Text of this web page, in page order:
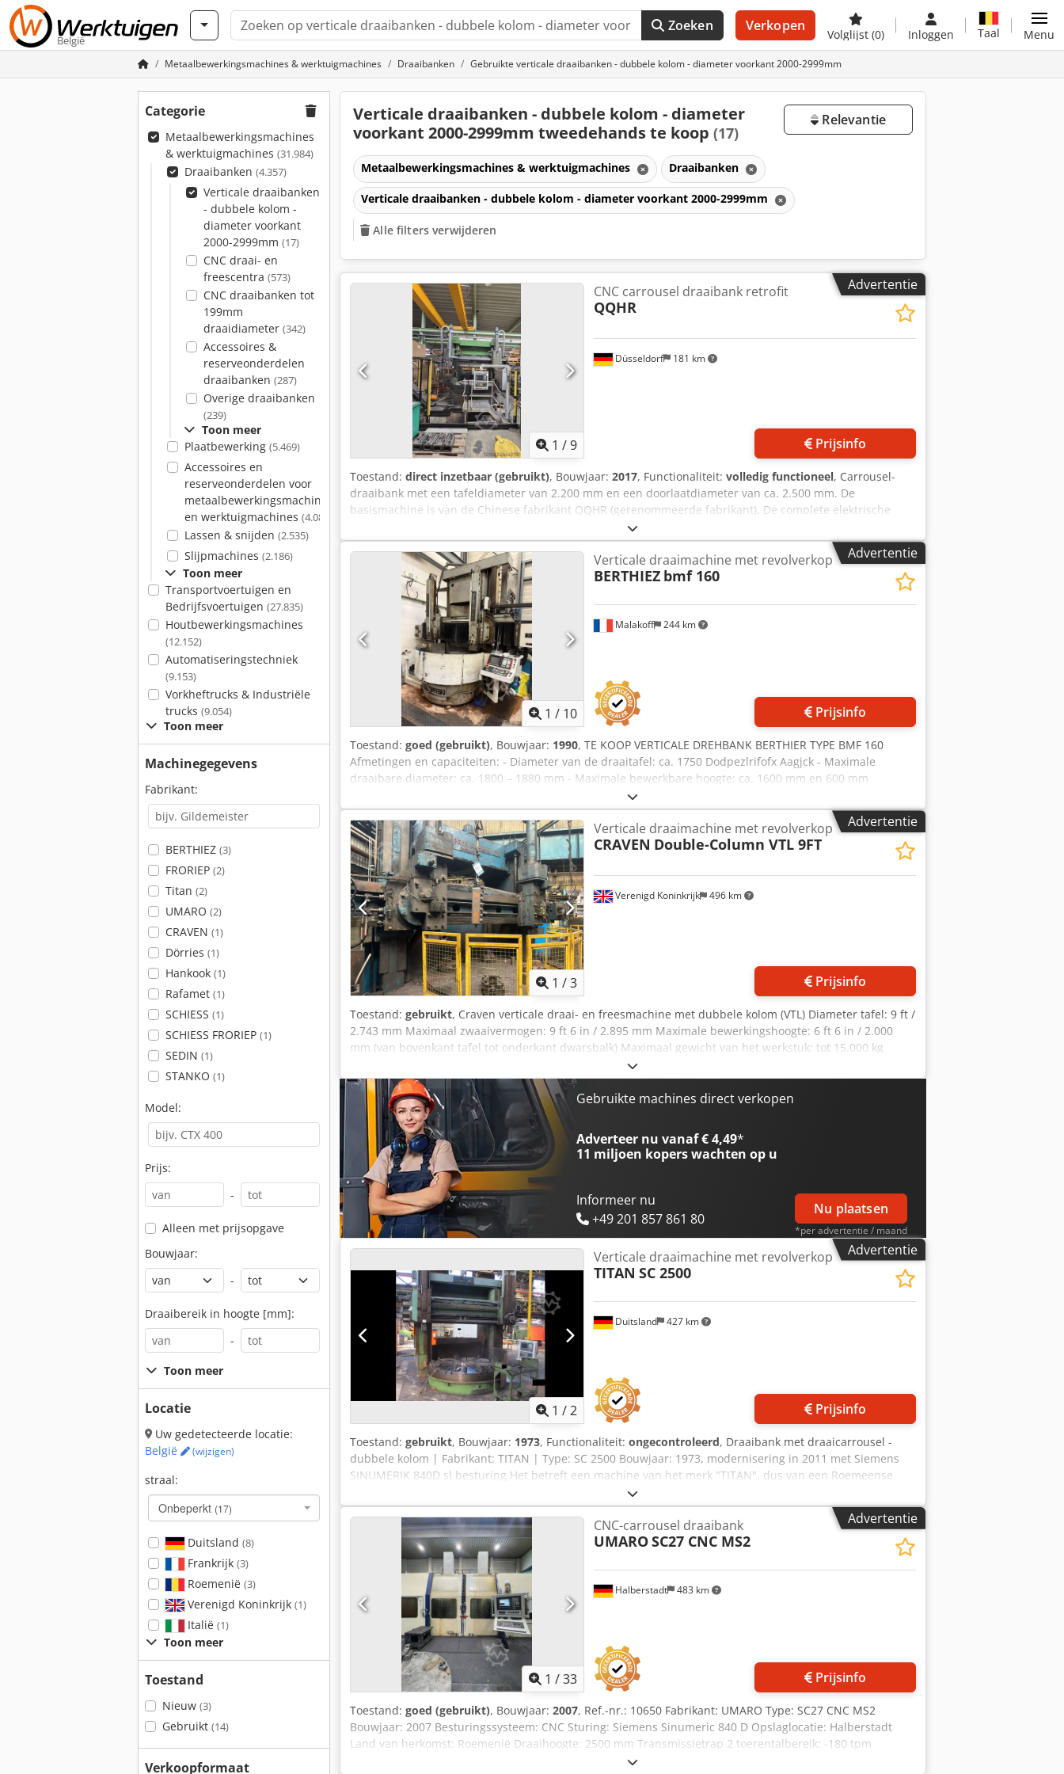
België
Zoeken Verkopen
Volglijst (0) Inloggen Taal Menu
Metaalbewerkingsmachines & werktuigmachines Draaibanken Gebruikte verticale draaibanken - dubbele kolom - diameter voorkant 2000-2999mm
Categorie
Metaalbewerkingsmachines
& werktuigmachines (31.984)
Draaibanken (4.357)
Verticale draaibanken
- dubbele kolom -
diameter voorkant
2000-2999mm (17)
CNC draai- en
freescentra (573)
CNC draaibanken tot
199mm
draaidiameter (342)
Accessoires &
reserveonderdelen
draaibanken (287)
Overige draaibanken
(239)
Toon meer
Plaatbewerking (5.469)
Accessoires en
reserveonderdelen voor
metaalbewerkingsmachines
en werktuigmachines (4.084)
Lassen & snijden (2.535)
Slijpmachines (2.186)
Toon meer
Transportvoertuigen en
Bedrijfsvoertuigen (27.835)
Houtbewerkingsmachines
(12.152)
Automatiseringstechniek
(9.153)
Vorkheftrucks & Industriële
trucks (9.054)
Toon meer
Machinegegevens
Fabrikant:
BERTHIEZ (3)
FRORIEP (2)
Titan (2)
UMARO (2)
CRAVEN (1)
Dörries (1)
Hankook (1)
Rafamet (1)
SCHIESS (1)
SCHIESS FRORIEP (1)
SEDIN (1)
STANKO (1)
Model:
Prijs:
-
Alleen met prijsopgave
Bouwjaar:
-
Draaibereik in hoogte [mm]:
-
Toon meer
Locatie
Uw gedetecteerde locatie:
België
(wijzigen)
straal:
Onbeperkt (17)
Duitsland (8)
Frankrijk (3)
Roemenië (3)
Verenigd Koninkrijk (1)
Italië (1)
Toon meer
Toestand
Nieuw (3)
Gebruikt (14)
Verkoopformaat
Verticale draaibanken - dubbele kolom - diameter
voorkant 2000-2999mm tweedehands te koop (17)
Relevantie
Metaalbewerkingsmachines & werktuigmachines Draaibanken
Verticale draaibanken - dubbele kolom - diameter voorkant 2000-2999mm
Alle filters verwijderen
Advertentie
1 /9
Düsseldorf 181 km
CNC carrousel draaibank retrofit
QQHR
Prijsinfo
Toestand: direct inzetbaar (gebruikt), Bouwjaar: 2017, Functionaliteit: volledig functioneel, Carrousel-
draaibank met een tafeldiameter van 2.200 mm en een doorlaatdiameter van ca. 2.500 mm. De
basismachine is van de Chinese fabrikant QQHR (gerenommeerde fabrikant). De complete elektrische
installatie, inclusief hoofd aandrijfmotor, servoaandrijvingen, schakelkast en PLC, werd in 2017 volledig
vernieuwd en vakkundig gereviseerd door het Duitse bedrijf Paulmann. Dcsdpjycgxkefx Aagok
Advertentie
1 / 10
Malakoff 244 km
Verticale draaimachine met revolverkop
BERTHIEZ bmf 160
Prijsinfo
Toestand: goed (gebruikt), Bouwjaar: 1990, TE KOOP VERTICALE DREHBANK BERTHIER TYPE BMF 160
Afmetingen en capaciteiten: - Diameter van de draaitafel: ca. 1750 Dodpezlrifofx Aagjck - Maximale
draaibare diameter: ca. 1800 – 1880 mm - Maximale bewerkbare hoogte: ca. 1600 mm en 600 mm
spindelweg - Maximaal gewicht van het werkstuk: tot ca. 15.000 kg (15 ton) Prestaties en aandrijving: -
Draaisnelheid van de draaitafel: tot ca. 250 toeren/min - Vermogen van de spindelmotor: van 37 kW tot 55
kW, afhankelijk van de uitvoering - CNC-besturing van het type NUM 1060
Advertentie
1 /3
Verenigd Koninkrijk 496 km
Verticale draaimachine met revolverkop
CRAVEN Double-Column VTL 9FT
Prijsinfo
Toestand: gebruikt, Craven verticale draai- en freesmachine met dubbele kolom (VTL) Diameter tafel: 9 ft /
2.743 mm Maximaal zwaaivermogen: 9 ft 6 in / 2.895 mm Maximale bewerkingshoogte: 6 ft 6 in / 2.000
mm (van bovenkant tafel tot onderkant dwarsbalk) Maximaal gewicht van het werkstuk: tot 15.000 kg
(ongeveer 15 ton) Toerentalbereik tafel: 1 tot 50 toeren per minuut Verplaatsing van de kolom (verticale Z-
as): tot 1.000 mm Dcedpezq Dc Ujfx Aagsk
Gebruikte machines direct verkopen
Adverteer nu vanaf € 4,49*
11 miljoen koperswachten op u
Informeer nu
+49 201 857 861 80
Nu plaatsen
*per advertentie / maand
Advertentie
1 /2
Duitsland 427 km
Verticale draaimachine met revolverkop
TITAN SC 2500
Prijsinfo
Toestand: gebruikt, Bouwjaar: 1973, Functionaliteit: ongecontroleerd, Draaibank met draaicarrousel -
dubbele kolom | Fabrikant: TITAN | Type: SC 2500 Bouwjaar: 1973, modernisering in 2011 met Siemens
SINUMERIK 840D sl besturing Het betreft een machine van het merk "TITAN", dus van een Roemeense
fabrikant. Het ontwerp is echter gebaseerd op een licentie van SCHIESS-Düsseldorf en is daarom
vergelijkbaar met de bekende SCHIESS-machines uit die tijd. De machine is door monteurs van de
machinefabrikant SCHIESS vakkundig gedemonteerd, geconserveerd en door de eigenaar opgeslagen. Het
is een zuivere draaibank. TECHNISCHE GEGEVENS: - Diameter draaitafel: 2.500 mm Dodpezlb H Tefx
Aagjck - Diameter maximale werkstuk: 2.600 mm - Maximaal werkstukgewicht: 12 ton - Draaihoogte: 1.600
mm - Aantal draaikoppen/ram: 2 stuks * Afmetingen ram: 250 x 210 mm - Hoofdaandrijving: 55 kW
UITRUSTING: - CNC-besturing: Siemens SINUMERIK 840D sl - Gereedschapstoren rechts -
Spanentransportband Afmetingen / Gewicht: - Opsteloppervlak: 5.600 x 4.800 mm - Benodigde
haloppervlak incl. bedienings- en servicegedeelte: ca. 7.000 x 7.000 mm - Machinehoogte: 6.200 mm -
Machinegewicht: ca. 45 ton Geen garantie op de volledigheid en juistheid van de technische gegevens en
de uitrusting. – Tussenverkoop voorbehouden.
Advertentie
1 /33
Halberstadt 483 km
CNC-carrousel draaibank
UMAROSC27 CNC MS2
Prijsinfo
Toestand: goed (gebruikt), Bouwjaar: 2007, Ref.-nr.: 10650 Fabrikant: UMARO Type: SC27 CNC MS2
Bouwjaar: 2007 Besturingssysteem: CNC Sturing: Siemens Sinumeric 840 D Opslaglocatie: Halberstadt
Land van herkomst: Roemenië Draaihoogte: 2500 mm Transmissietrap 2 toerentalbereik: -180 tpm
Omdraaidiameter: 2700 mm Snelgangsnelheid: 8000 tpm Maximale werkstukhoogte: 2500 mm Maximaal